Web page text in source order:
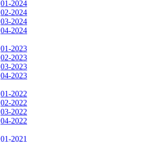
01-2024
02-2024
03-2024
04-2024
01-2023
02-2023
03-2023
04-2023
01-2022
02-2022
03-2022
04-2022
01-2021